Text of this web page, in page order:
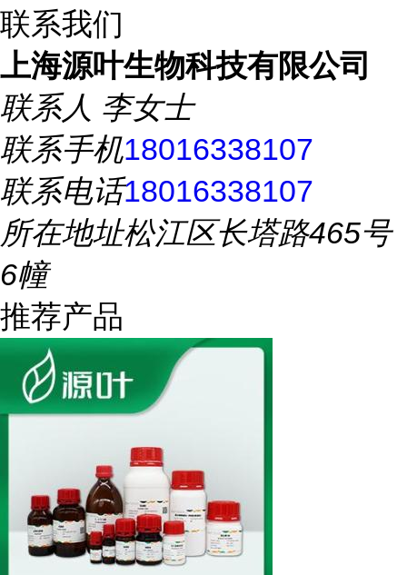
联系我们
上海源叶生物科技有限公司
联系人 李女士
联系手机18016338107
联系电话18016338107
所在地址松江区长塔路465号
6幢
推荐产品